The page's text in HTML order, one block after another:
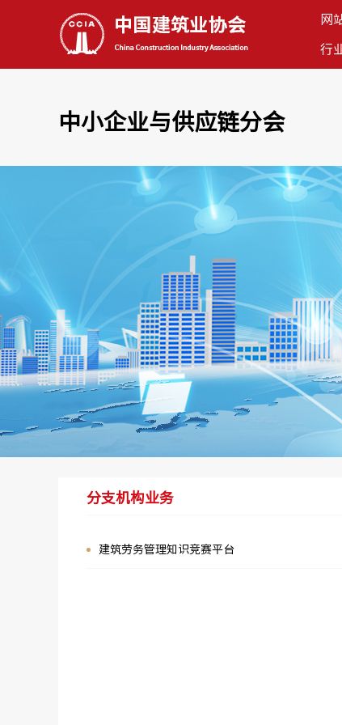
网
行
中小企业与供应链分会
分支机构业务
建筑劳务管理知识竞赛平台